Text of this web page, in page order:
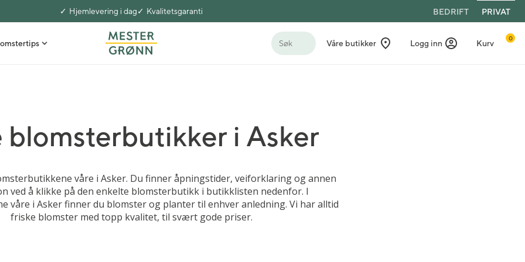
Hjemlevering i dag Kvalitetsgaranti BEDRIFT PRIVAT
Søk Våre butikker Logg inn Kurv
0
blomsterbutikker i Asker
våre i Asker. Du finner åpningstider, veiforklaring og annen
ved å klikke på den enkelte blomsterbutikk i butikklisten nedenfor. I
våre i Asker finner du blomster og planter til enhver anledning. Vi har alltid
friske blomster med topp kvalitet, til svært gode priser.